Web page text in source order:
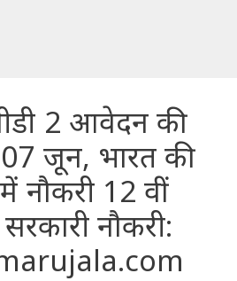
2 आवेदन की
जून, भारत की
नौकरी 12 वीं
नौकरी: